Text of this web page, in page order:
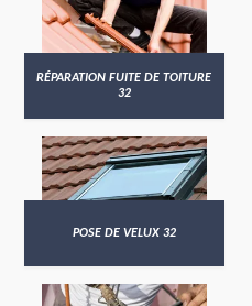
RÉPARATION FUITE DE TOITURE
32
POSE DE VELUX 32